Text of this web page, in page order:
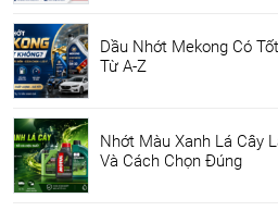
Dầu Nhớt Mekong Có
Từ A-Z
Nhớt Màu Xanh Lá Cây
Và Cách Chọn Đúng